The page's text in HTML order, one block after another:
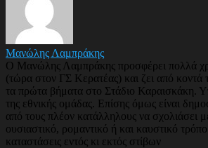
Μανώλης Λαμπράκης
Ο Μανώλης Λαμπράκης προσφέρει πολλά
(τώρα στον ΓΣ Κερατέας) και ζει από κοντά
τα πρώτα βήματα στο Στάδιο Καραισκάκη.
της εθνικής ομάδας. Επίσης όμως είναι
από τους πλέον κατάλληλους να σχολιάσει
ουσιαστικό, ρομαντικό ή και καυστικό
καταστάσεις εντός κι εκτός στίβων